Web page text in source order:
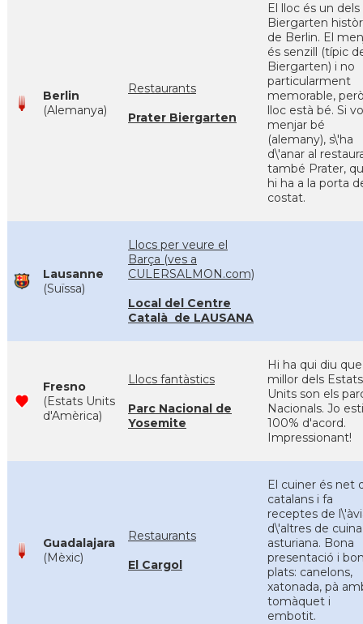
Berlin
(Alemanya)
Restaurants
Prater Biergarten
El lloc és un dels
Biergarten
de Berlin. El
és senzill (típic
Biergarten) i no
particularment
memorable,
lloc està bé. Si
menjar bé
(alemany), s\'ha
d\'anar al
també Prater,
hi ha a la porta
costat.
Lausanne
(Suïssa)
Llocs per veure el
Barça (ves a
CULERSALMON.com)
Local del Centre
Català de LAUSANA
Fresno
(Estats Units
d'Amèrica)
Llocs fantàstics
Parc Nacional de
Yosemite
Hi ha qui diu
millor dels Estats
Units son els
Nacionals. Jo
100% d'acord.
Impressionant!
Guadalajara
(Mèxic)
Restaurants
El Cargol
El cuiner és net
catalans i fa
receptes de
d\'altres de cuina
asturiana. Bona
presentació i
plats: canelons,
xatonada, pà
tomàquet i
embotit.